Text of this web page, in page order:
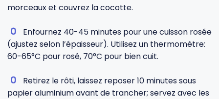
morceaux et couvrez la cocotte.
Enfournez 40-45 minutes pour une cuisson rosée
(ajustez selon l’épaisseur). Utilisez un thermomètre:
60-65°C pour rosé, 70°C pour bien cuit.
Retirez le rôti, laissez reposer 10 minutes sous
papier aluminium avant de trancher; servez avec les